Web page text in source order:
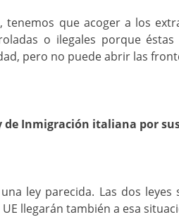
que acoger a los
o ilegales porque
pero no puede abrir las
Inmigración italiana por
ley parecida. Las dos
llegarán también a esa